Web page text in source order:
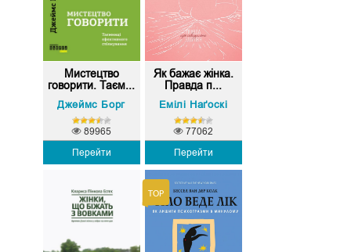
Мистецтво
говорити. Таєм...
Джеймс Борг
Перейти
89965
Як бажає жінка.
Правда п...
Емілі Наґоскі
Перейти
77062